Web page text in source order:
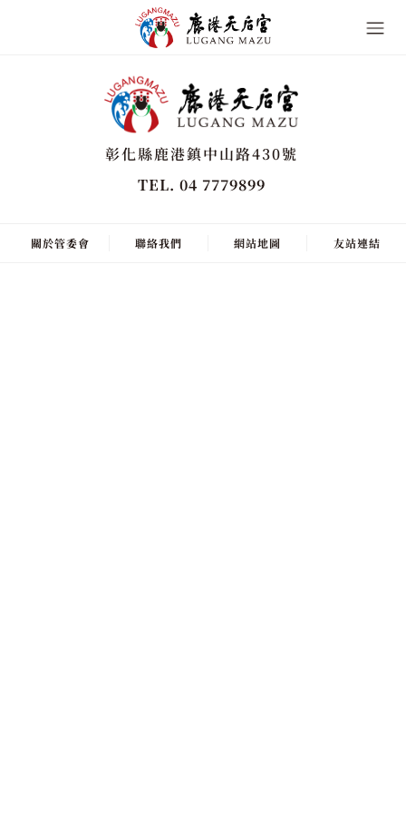
彰化縣鹿港鎮中山路430號
TEL. 04 7779899
關於管委會 聯絡我們 網站地圖 友站連結